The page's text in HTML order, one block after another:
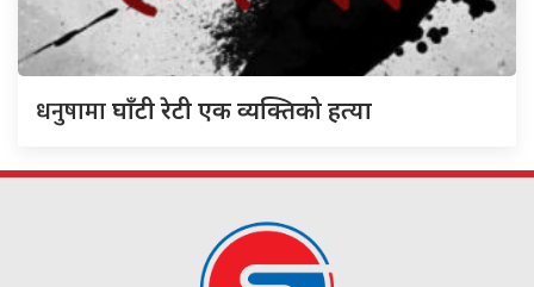
धनुषामाघाँटी रेटी एक व्यक्तिको हत्या